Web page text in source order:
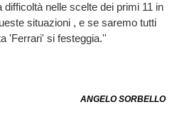
nelle scelte dei primi 11 in
situazioni , e se saremo tutti
'Ferrari' si festeggia.''
ANGELO SORBELLO